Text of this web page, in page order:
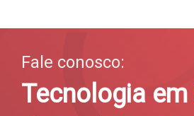
Fale conosco:
Tecnologia em